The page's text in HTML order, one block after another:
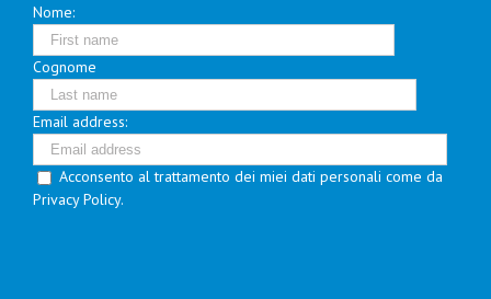
Nome:
Cognome
Email address:
Acconsento al trattamento dei miei dati personali come da
Privacy Policy.